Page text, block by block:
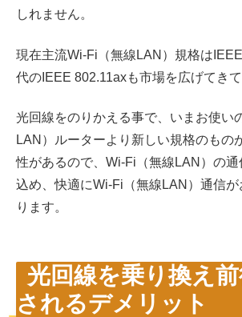
しれません。
現在主流Wi-Fi（無線LAN）規格は
代のIEEE 802.11axも市場を広げてきて
光回線をのりかえる事で、いまお使い
LAN）ルーターより新しい規格のもの
性があるので、Wi-Fi（無線LAN）の
込め、快適にWi-Fi（無線LAN）通信
ります。
光回線を乗り換え
されるデメリット